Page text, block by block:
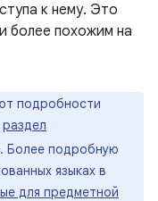
к нему. Это
более похожим на
подробности
раздел
Более подробную
языках в
для предметной